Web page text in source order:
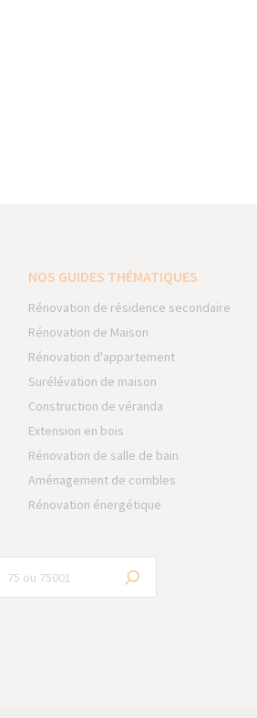
NOS GUIDES THÉMATIQUES
Rénovation de résidence secondaire
Rénovation de Maison
Rénovation d'appartement
Surélévation de maison
Construction de véranda
Extension en bois
Rénovation de salle de bain
Aménagement de combles
Rénovation énergétique